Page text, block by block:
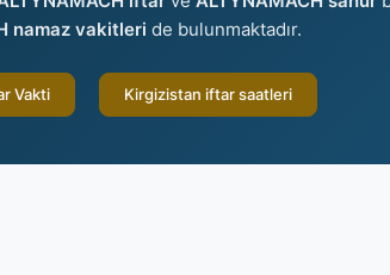
namaz vakitleri de bulunmaktadır.
Vakti Kirgizistan iftar saatleri